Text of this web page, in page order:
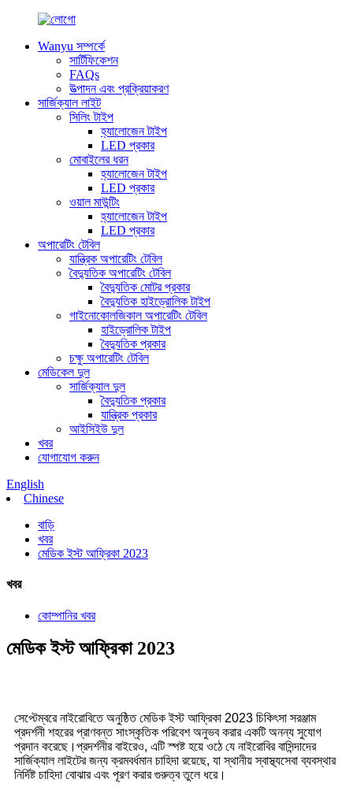
Wanyu সম্পর্কে
সার্টিফিকেশন
FAQs
উত্পাদন এবং প্রক্রিয়াকরণ
সার্জিক্যাল লাইট
সিলিং টাইপ
হ্যালোজেন টাইপ
LED প্রকার
মোবাইলের ধরন
হ্যালোজেন টাইপ
LED প্রকার
ওয়াল মাউন্টিং
হ্যালোজেন টাইপ
LED প্রকার
অপারেটিং টেবিল
যান্ত্রিক অপারেটিং টেবিল
বৈদ্যুতিক অপারেটিং টেবিল
বৈদ্যুতিক মোটর প্রকার
বৈদ্যুতিক হাইড্রোলিক টাইপ
গাইনোকোলজিকাল অপারেটিং টেবিল
হাইড্রোলিক টাইপ
বৈদ্যুতিক প্রকার
চক্ষু অপারেটিং টেবিল
মেডিকেল দুল
সার্জিক্যাল দুল
বৈদ্যুতিক প্রকার
যান্ত্রিক প্রকার
আইসিইউ দুল
খবর
যোগাযোগ করুন
English
Chinese
বাড়ি
খবর
মেডিক ইস্ট আফ্রিকা 2023
খবর
কোম্পানির খবর
মেডিক ইস্ট আফ্রিকা 2023
সেপ্টেম্বরে নাইরোবিতে অনুষ্ঠিত মেডিক ইস্ট আফ্রিকা 2023 চিকিৎসা সরঞ্জাম
প্রদর্শনী শহরের প্রাণবন্ত সাংস্কৃতিক পরিবেশ অনুভব করার একটি অনন্য সুযোগ
প্রদান করেছে।প্রদর্শনীর বাইরেও, এটি স্পষ্ট হয়ে ওঠে যে নাইরোবির বাসিন্দাদের
সার্জিক্যাল লাইটের জন্য ক্রমবর্ধমান চাহিদা রয়েছে, যা স্থানীয় স্বাস্থ্যসেবা ব্যবস্থার
নির্দিষ্ট চাহিদা বোঝার এবং পূরণ করার গুরুত্ব তুলে ধরে।